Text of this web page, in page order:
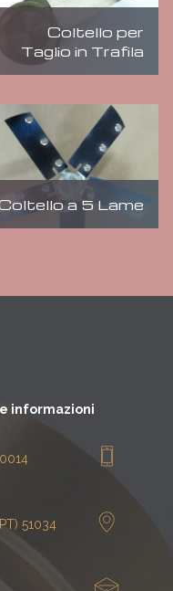
Coltello per
Taglio in Trafila
a 5 Lame
informazioni
51034 Ponte Stella - Serravalle Pistoiese (PT)